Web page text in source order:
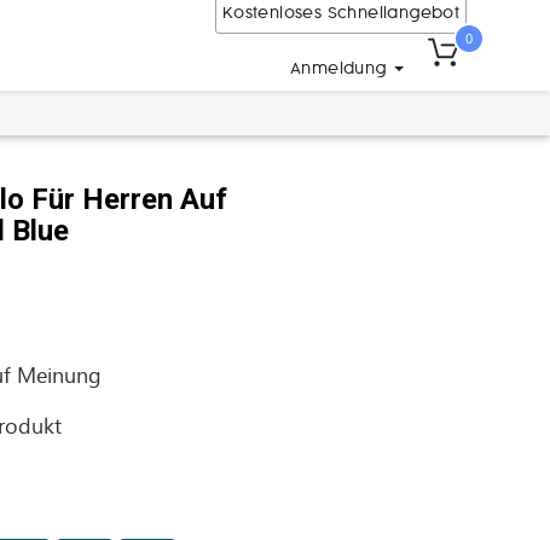
Kostenloses Schnellangebot
Anmeldung
0
Für Herren Auf
Blue
Meinung